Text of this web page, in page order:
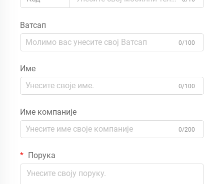
Ватсап
0/100
Име
0/100
Име компаније
0/200
Порука